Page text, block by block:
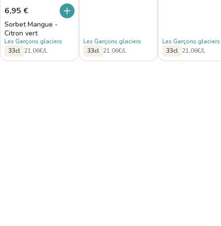
6,95 €
Sorbet Mangue -
Citron vert
Les Garçons glaciers
33cl 21,06€/L
Les Garçons glaciers
33cl 21,06€/L
Les Garçons glaciers
33cl 21,06€/L